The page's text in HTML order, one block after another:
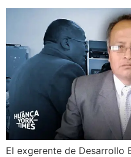
El exgerente de Desarrollo